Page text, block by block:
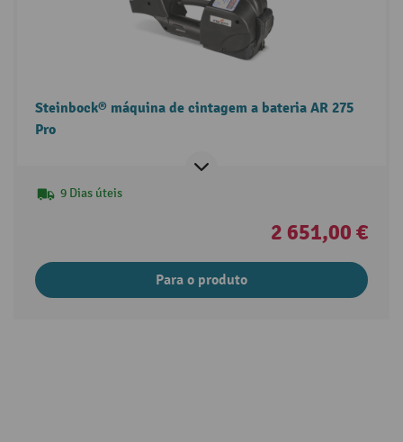
Steinbock® máquina de cintagem a bateria AR 275
Pro
9 Dias úteis
2 651,00 €
Para o produto